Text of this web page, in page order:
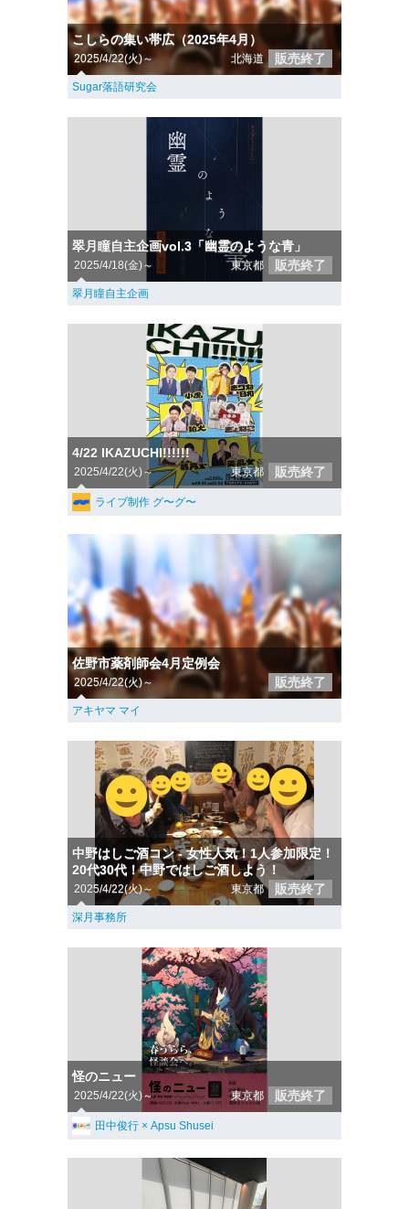
こしらの集い帯広（2025年4月）
2025/4/22(火)～ 北海道 販売終了
Sugar落語研究会
翠月瞳自主企画vol.3「幽霊のような青」
2025/4/18(金)～ 東京都 販売終了
翠月瞳自主企画
4/22 IKAZUCHI!!!!!!
2025/4/22(火)～ 東京都 販売終了
ライブ制作 グ〜グ〜
佐野市薬剤師会4月定例会
2025/4/22(火)～ 販売終了
アキヤマ マイ
中野はしご酒コン - 女性人気！1人参加限定！
20代30代！中野ではしご酒しよう！
2025/4/22(火)～ 東京都 販売終了
深月事務所
怪のニュー
2025/4/22(火)～ 東京都 販売終了
田中俊行 × Apsu Shusei